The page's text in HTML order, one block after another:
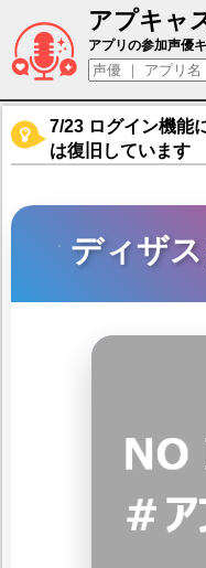
アプキャ
ディザスタ
アプリの参加声優
7/23 ログイン機能
は復旧しています
ディザ